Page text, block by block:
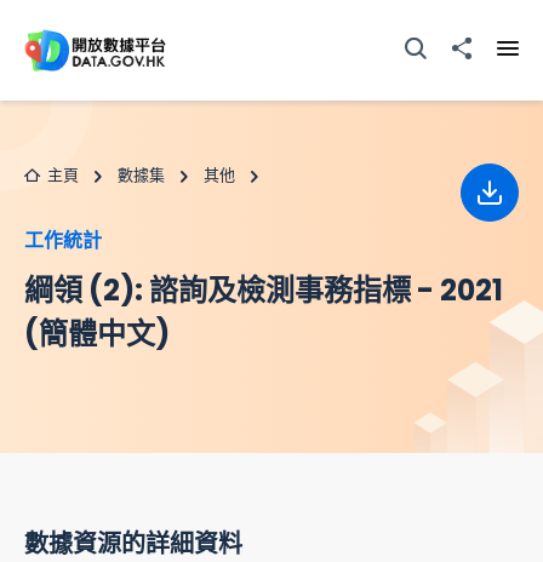
打開搜尋器分享至
主頁 數據集 其他
工作統計
綱領 (2): 諮詢及檢測事務指標 - 2021
(簡體中文)
下載
數據資源的詳細資料